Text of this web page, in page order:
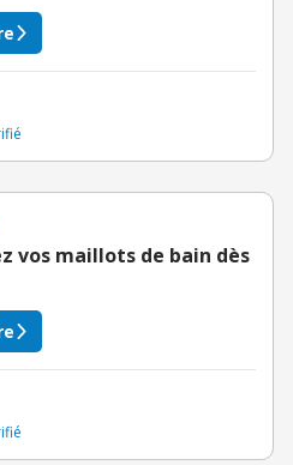
vos maillots de bain dès